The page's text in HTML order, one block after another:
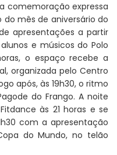
comemoração expressa
mês de aniversário do
apresentações a partir
e músicos do Polo
o espaço recebe a
organizada pelo Centro
após, às 19h30, o ritmo
do Frango. A noite
às 21 horas e se
com a apresentação
do Mundo, no telão